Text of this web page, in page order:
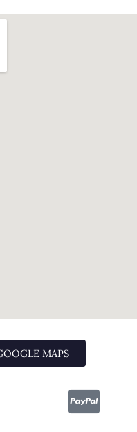
MAPS